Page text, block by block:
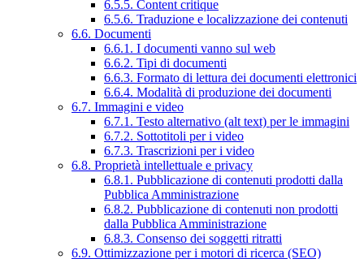
6.5.5. Content critique
6.5.6. Traduzione e localizzazione dei contenuti
6.6. Documenti
6.6.1. I documenti vanno sul web
6.6.2. Tipi di documenti
6.6.3. Formato di lettura dei documenti elettronici
6.6.4. Modalità di produzione dei documenti
6.7. Immagini e video
6.7.1. Testo alternativo (alt text) per le immagini
6.7.2. Sottotitoli per i video
6.7.3. Trascrizioni per i video
6.8. Proprietà intellettuale e privacy
6.8.1. Pubblicazione di contenuti prodotti dalla
Pubblica Amministrazione
6.8.2. Pubblicazione di contenuti non prodotti
dalla Pubblica Amministrazione
6.8.3. Consenso dei soggetti ritratti
6.9. Ottimizzazione per i motori di ricerca (SEO)